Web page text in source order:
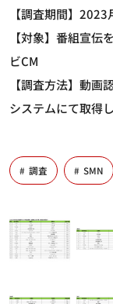
【調査期間】
【対象】番組宣
ビCM
【調査方法】動画
システムにて取得
調査 SMN